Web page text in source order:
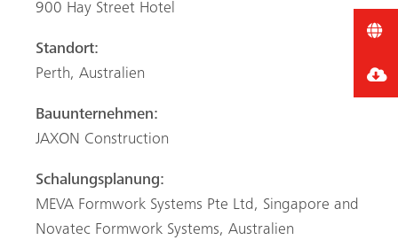
900 Hay Street Hotel
Standort:
Perth, Australien
Bauunternehmen:
JAXON Construction
Schalungsplanung:
MEVA Formwork Systems Pte Ltd, Singapore and
Novatec Formwork Systems, Australien